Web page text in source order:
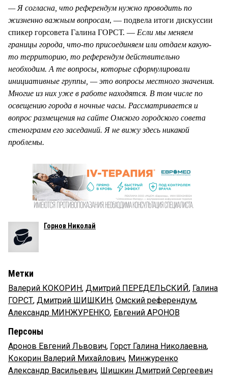
— Я согласна, что референдум нужно проводить по
жизненно важным вопросам, — подвела итоги дискуссии
спикер горсовета Галина ГОРСТ. — Если мы меняем
границы города, что-то присоединяем или отдаем какую-
то территорию, то референдум действительно
необходим. А те вопросы, которые сформулировали
инициативные группы, — это вопросы местного значения.
Многие из них уже в работе находятся. В том числе по
освещению города в ночные часы. Рассматривается и
вопрос размещения на сайте Омского городского совета
стенограмм его заседаний. Я не вижу здесь никакой
проблемы.
Горнов Николай
Метки
Валерий КОКОРИН, Дмитрий ПЕРЕДЕЛЬСКИЙ, Галина
ГОРСТ, Дмитрий ШИШКИН, Омский референдум,
Александр МИНЖУРЕНКО, Евгений АРОНОВ
Персоны
Аронов Евгений Львович, Горст Галина Николаевна,
Кокорин Валерий Михайлович, Минжуренко
Александр Васильевич, Шишкин Дмитрий Сергеевич